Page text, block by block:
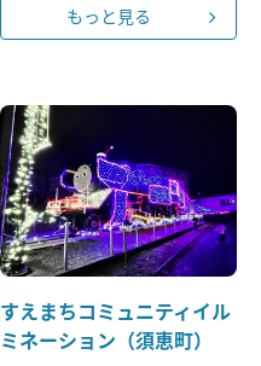
もっと見る
すえまちコミュニティイル
ミネーション（須恵町）